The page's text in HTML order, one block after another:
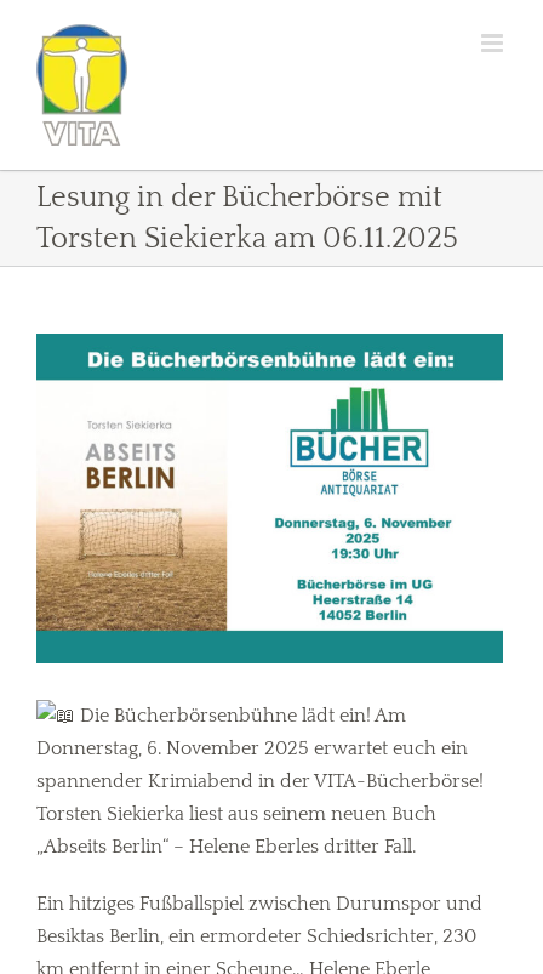
Inhalt
springen
Lesung in der Bücherbörse mit
Torsten Siekierka am 06.11.2025
grösseres
Die Bücherbörsenbühne lädt ein! Am
Donnerstag, 6. November 2025 erwartet euch ein
spannender Krimiabend in der VITA-Bücherbörse!
Torsten Siekierka liest aus seinem neuen Buch
„Abseits Berlin“ – Helene Eberles dritter Fall.
Ein hitziges Fußballspiel zwischen Durumspor und
Besiktas Berlin, ein ermordeter Schiedsrichter, 230
km entfernt in einer Scheune… Helene Eberle